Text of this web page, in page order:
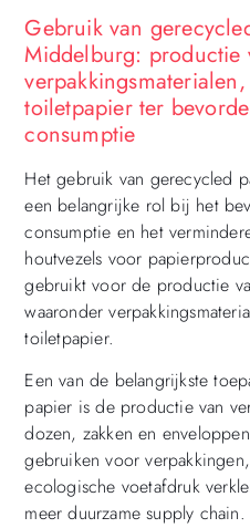
Gebruik van
Middelburg: productie
toiletpapier ter
consumptie
Het gebruik van gerecycled
een belangrijke rol bij het
consumptie en het
houtvezels voor
gebruikt voor de productie
waaronder
toiletpapier.
Een van de belangrijkste
papier is de productie van
dozen, zakken en
gebruiken voor
ecologische voetafdruk
meer duurzame supply chain.